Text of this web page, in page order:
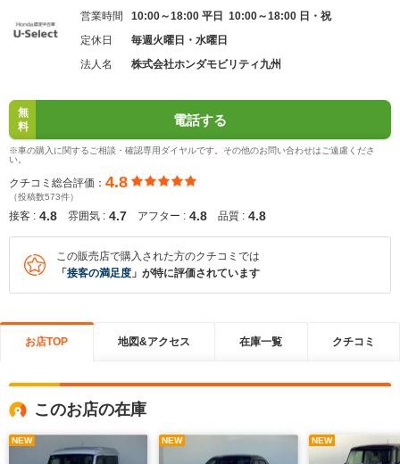
営業時間
10:00～18:00 平日 10:00～18:00 日・祝
定休日
毎週火曜日・水曜日
法人名
株式会社ホンダモビリティ九州
無
料
電話する
※車の購入に関するご相談・確認専用ダイヤルです。その他のお問い合わせはご遠慮くださ
い。
クチコミ総合評価： 4.8
（投稿数573件）
接客 : 4.8 雰囲気 : 4.7 アフター : 4.8 品質 : 4.8
この販売店で購入された方のクチコミでは
「 接客の満足度 」が特に評価されています
お店TOP 地図&アクセス 在庫一覧 クチコミ
このお店の在庫
NEW NEW NEW